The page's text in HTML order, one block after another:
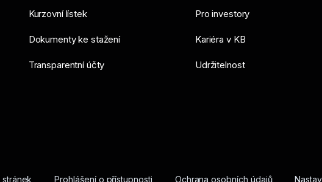
Kurzovní lístek
Dokumenty ke stažení
Transparentní účty
Pro investory
Kariéra v KB
Udržitelnost
Prohlášení o přístupnosti Ochrana osobních údajů